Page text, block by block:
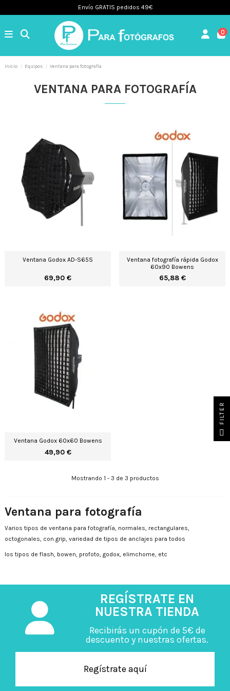
Envío GRATIS pedidos 49€
0
Inicio Equipos Ventana para fotografía
VENTANA PARA FOTOGRAFÍA
Ventana Godox AD-S65S
69,90 €
Ventana fotografía rápida Godox
60x90 Bowens
65,88 €
Ventana Godox 60x60 Bowens
49,90 €
Mostrando 1 - 3 de 3 productos
Ventana para fotografía
Varios tipos de ventana para fotografía, normales, rectangulares,
octogonales, con grip, variedad de tipos de anclajes para todos
los tipos de flash, bowen, profoto, godox, elimchome, etc
REGÍSTRATE EN
NUESTRA TIENDA
Recibirás un cupón de 5€ de
descuento y nuestras ofertas.
Regístrate aquí
R